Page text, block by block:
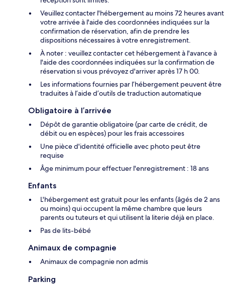
Veuillez contacter l'hébergement au moins 72 heures avant
votre arrivée à l'aide des coordonnées indiquées sur la
confirmation de réservation, afin de prendre les
dispositions nécessaires à votre enregistrement.
À noter : veuillez contacter cet hébergement à l'avance à
l'aide des coordonnées indiquées sur la confirmation de
réservation si vous prévoyez d'arriver après 17 h 00.
Les informations fournies par l’hébergement peuvent être
traduites à l’aide d’outils de traduction automatique
Obligatoire à l’arrivée
Dépôt de garantie obligatoire (par carte de crédit, de
débit ou en espèces) pour les frais accessoires
Une pièce d'identité officielle avec photo peut être
requise
Âge minimum pour effectuer l'enregistrement : 18 ans
Enfants
L'hébergement est gratuit pour les enfants (âgés de 2 ans
ou moins) qui occupent la même chambre que leurs
parents ou tuteurs et qui utilisent la literie déjà en place.
Pas de lits-bébé
Animaux de compagnie
Animaux de compagnie non admis
Parking